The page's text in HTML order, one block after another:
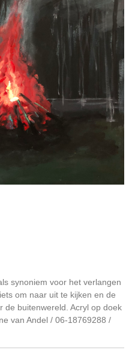
synoniem voor het verlangen
om naar uit te kijken en de
de buitenwereld. Acryl op doek
van Andel / 06-18769288 /